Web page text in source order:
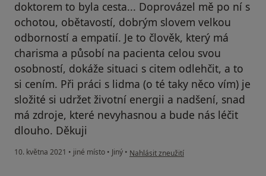
doktorem to byla cesta... Doprovázel mě po ní s
ochotou, obětavostí, dobrým slovem velkou
odborností a empatií. Je to člověk, který má
charisma a působí na pacienta celou svou
osobností, dokáže situaci s citem odlehčit, a to
si cením. Při práci s lidma (o té taky něco vím) je
složité si udržet životní energii a nadšení, snad
má zdroje, které nevyhasnou a bude nás léčit
dlouho. Děkuji
10. května 2021 • jiné místo • Jiný • podle názoru uživatele MB
Nahlásit zneužití